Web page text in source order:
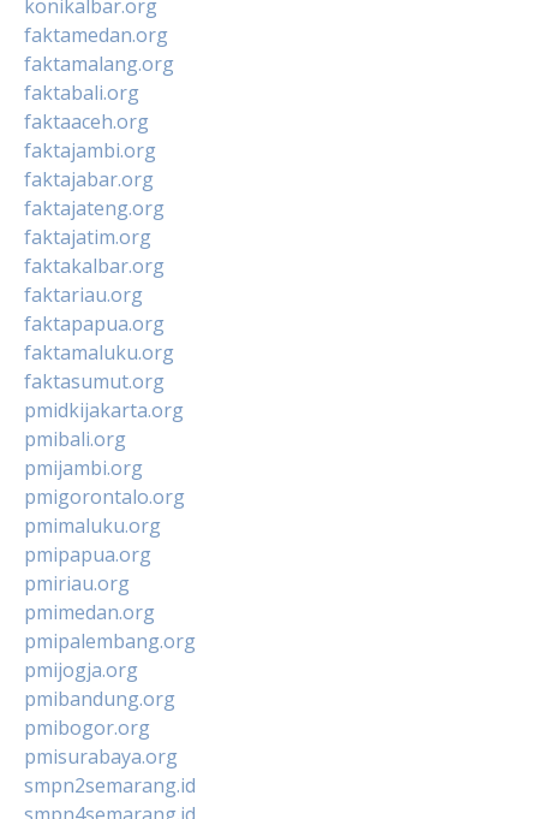
konikalbar.org
faktamedan.org
faktamalang.org
faktabali.org
faktaaceh.org
faktajambi.org
faktajabar.org
faktajateng.org
faktajatim.org
faktakalbar.org
faktariau.org
faktapapua.org
faktamaluku.org
faktasumut.org
pmidkijakarta.org
pmibali.org
pmijambi.org
pmigorontalo.org
pmimaluku.org
pmipapua.org
pmiriau.org
pmimedan.org
pmipalembang.org
pmijogja.org
pmibandung.org
pmibogor.org
pmisurabaya.org
smpn2semarang.id
smpn4semarang.id